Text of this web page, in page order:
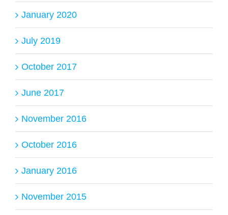
January 2020
July 2019
October 2017
June 2017
November 2016
October 2016
January 2016
November 2015